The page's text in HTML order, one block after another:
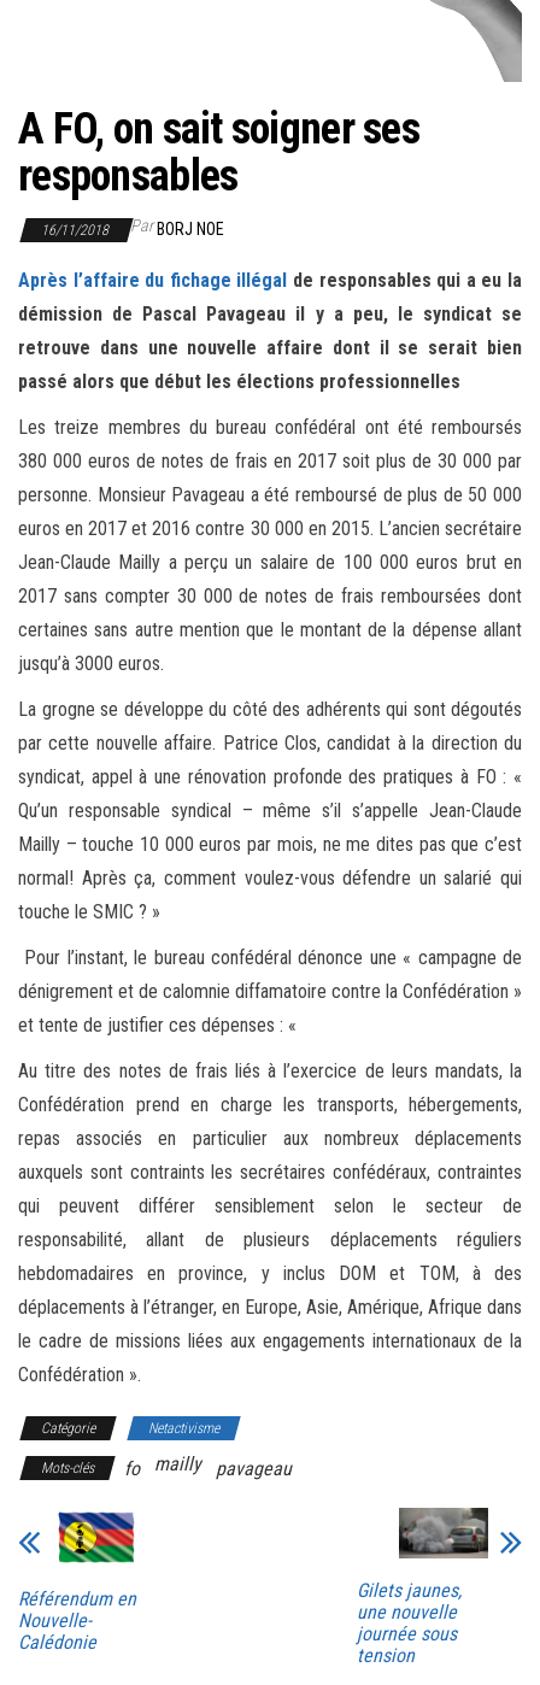
a
a
i
A FO, on sait soigner ses
responsables
16/11/2018 ParBORJ NOE
Après l’affaire du fichage illégal de responsables qui a eu la
démission de Pascal Pavageau il y a peu, le syndicat se
retrouve dans une nouvelle affaire dont il se serait bien
passé alors que début les élections professionnelles
Les treize membres du bureau confédéral ont été remboursés
380 000 euros de notes de frais en 2017 soit plus de 30 000 par
personne. Monsieur Pavageau a été remboursé de plus de 50 000
euros en 2017 et 2016 contre 30 000 en 2015. L’ancien secrétaire
Jean-Claude Mailly a perçu un salaire de 100 000 euros brut en
2017 sans compter 30 000 de notes de frais remboursées dont
certaines sans autre mention que le montant de la dépense allant
jusqu’à 3000 euros.
La grogne se développe du côté des adhérents qui sont dégoutés
par cette nouvelle affaire. Patrice Clos, candidat à la direction du
syndicat, appel à une rénovation profonde des pratiques à FO : «
Qu’un responsable syndical – même s’il s’appelle Jean-Claude
Mailly – touche 10 000 euros par mois, ne me dites pas que c’est
normal! Après ça, comment voulez-vous défendre un salarié qui
touche le SMIC ? »
Pour l’instant, le bureau confédéral dénonce une « campagne de
dénigrement et de calomnie diffamatoire contre la Confédération »
et tente de justifier ces dépenses : «
Au titre des notes de frais liés à l’exercice de leurs mandats, la
Confédération prend en charge les transports, hébergements,
repas associés en particulier aux nombreux déplacements
auxquels sont contraints les secrétaires confédéraux, contraintes
qui peuvent différer sensiblement selon le secteur de
responsabilité, allant de plusieurs déplacements réguliers
hebdomadaires en province, y inclus DOM et TOM, à des
déplacements à l’étranger, en Europe, Asie, Amérique, Afrique dans
le cadre de missions liées aux engagements internationaux de la
Confédération ».
Catégorie Netactivisme
Mots-clés fo mailly pavageau
Référendum en
Nouvelle-
Calédonie
Gilets jaunes,
une nouvelle
journée sous
tension